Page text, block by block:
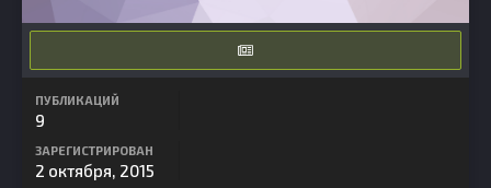
ПУБЛИКАЦИЙ
9
ЗАРЕГИСТРИРОВАН
2 октября, 2015